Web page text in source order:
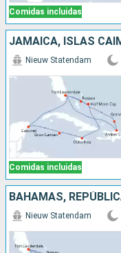
Comidas incluidas
Comidas incluidas
Nieuw Statendam
Nieuw Statendam